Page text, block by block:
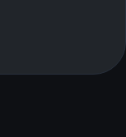
gjorde den der?